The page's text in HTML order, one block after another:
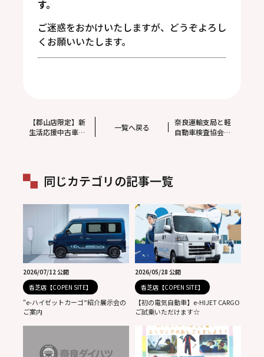
す。
ご迷惑をおかけいたしますが、どうぞよろし
くお願いいたします。
【郡山店限定】新
生活応援中古車フ
一覧へ戻る
奈良運輸支局と軽
自動車検査協会周
同じカテゴリの記事一覧
2026/07/12 公開
香芝店【COPEN SITE】
“e-ハイゼットカーゴ”紹介展示会の
ご案内
2026/05/28 公開
香芝店【COPEN SITE】
【初の電気自動車】e-HIJET CARGO
ご試乗いただけます☆